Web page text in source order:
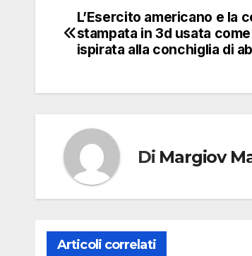
Navigazione
articoli
L’Esercito americano e la
stampata in 3d usata
ispirata alla conchiglia di
Di Margiov
Articoli correlati